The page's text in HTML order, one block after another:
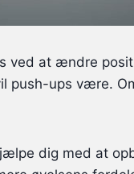
ved at ændre
push-ups være.
dig med at